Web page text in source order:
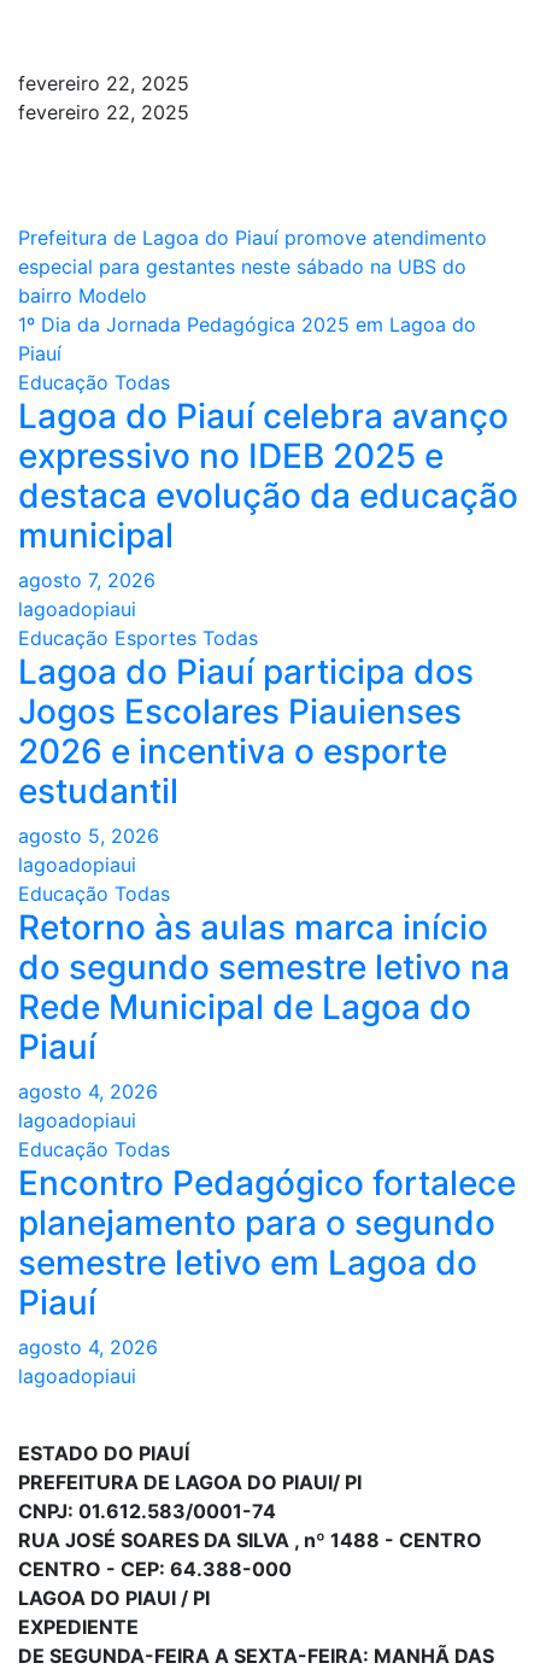
fevereiro 22, 2025
fevereiro 22, 2025
Navegação
de
Post
Prefeitura de Lagoa do Piauí promove atendimento
especial para gestantes neste sábado na UBS do
bairro Modelo
1º Dia da Jornada Pedagógica 2025 em Lagoa do
Piauí
Educação Todas
Lagoa do Piauí celebra avanço
expressivo no IDEB 2025 e
destaca evolução da educação
municipal
agosto 7, 2026
lagoadopiaui
Educação Esportes Todas
Lagoa do Piauí participa dos
Jogos Escolares Piauienses
2026 e incentiva o esporte
estudantil
agosto 5, 2026
lagoadopiaui
Educação Todas
Retorno às aulas marca início
do segundo semestre letivo na
Rede Municipal de Lagoa do
Piauí
agosto 4, 2026
lagoadopiaui
Educação Todas
Encontro Pedagógico fortalece
planejamento para o segundo
semestre letivo em Lagoa do
Piauí
agosto 4, 2026
lagoadopiaui
ESTADO DO PIAUÍ
PREFEITURA DE LAGOA DO PIAUI/ PI
CNPJ: 01.612.583/0001-74
RUA JOSÉ SOARES DA SILVA , nº 1488 - CENTRO
CENTRO - CEP: 64.388-000
LAGOA DO PIAUI / PI
EXPEDIENTE
DE SEGUNDA-FEIRA A SEXTA-FEIRA: MANHÃ DAS